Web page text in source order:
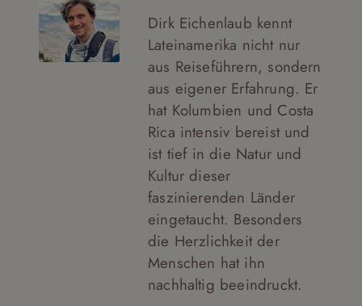
Dirk Eichenlaub kennt
Lateinamerika nicht nur
aus Reiseführern, sondern
aus eigener Erfahrung. Er
hat Kolumbien und Costa
Rica intensiv bereist und
ist tief in die Natur und
Kultur dieser
faszinierenden Länder
eingetaucht. Besonders
die Herzlichkeit der
Menschen hat ihn
nachhaltig beeindruckt.